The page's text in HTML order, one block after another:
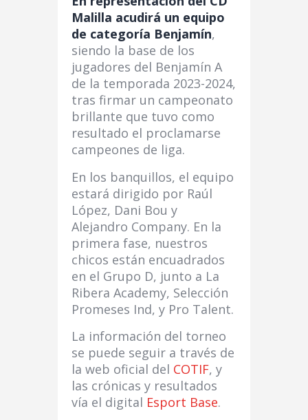
Malilla acudirá un equipo
de categoría Benjamín,
siendo la base de los
jugadores del Benjamín A
de la temporada 2023-2024,
tras firmar un campeonato
brillante que tuvo como
resultado el proclamarse
campeones de liga.
En los banquillos, el equipo
estará dirigido por Raúl
López, Dani Bou y
Alejandro Company. En la
primera fase, nuestros
chicos están encuadrados
en el Grupo D, junto a La
Ribera Academy, Selección
Promeses Ind, y Pro Talent.
La información del torneo
se puede seguir a través de
la web oficial del COTIF, y
las crónicas y resultados
vía el digital Esport Base.